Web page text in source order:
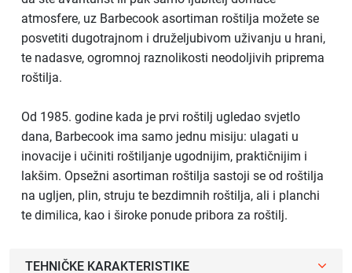
atmosfere, uz Barbecook asortiman roštilja možete se
posvetiti dugotrajnom i druželjubivom uživanju u hrani,
te nadasve, ogromnoj raznolikosti neodoljivih priprema
roštilja.
Od 1985. godine kada je prvi roštilj ugledao svjetlo
dana, Barbecook ima samo jednu misiju: ulagati u
inovacije i učiniti roštiljanje ugodnijim, praktičnijim i
lakšim. Opsežni asortiman roštilja sastoji se od roštilja
na ugljen, plin, struju te bezdimnih roštilja, ali i planchi
te dimilica, kao i široke ponude pribora za roštilj.
TEHNIČKE KARAKTERISTIKE